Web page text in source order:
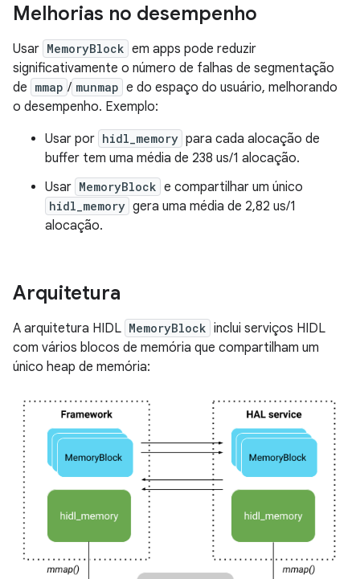
Melhorias no desempenho
Usar MemoryBlock em apps pode reduzir
significativamente o número de falhas de segmentação
de mmap / munmap e do espaço do usuário, melhorando
o desempenho. Exemplo:
Usar por hidl_memory para cada alocação de
buffer tem uma média de 238 us/1 alocação.
Usar MemoryBlock e compartilhar um único
hidl_memory gera uma média de 2,82 us/1
alocação.
Arquitetura
A arquitetura HIDL MemoryBlock inclui serviços HIDL
com vários blocos de memória que compartilham um
único heap de memória: